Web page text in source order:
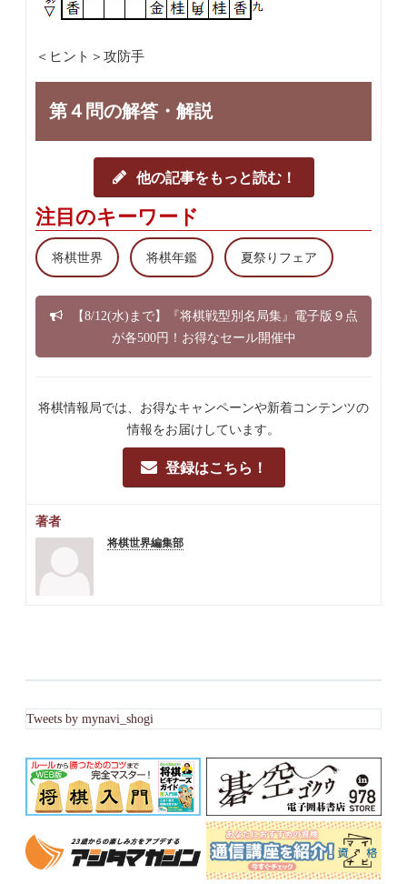
＜ヒント＞攻防手
第４問の解答・解説
他の記事をもっと読む！
注目のキーワード
将棋世界 将棋年鑑 夏祭りフェア
【8/12(水)まで】『将棋戦型別名局集』電子版９点
が各500円！お得なセール開催中
将棋情報局では、お得なキャンペーンや新着コンテンツの
情報をお届けしています。
登録はこちら！
著者
将棋世界編集部
Tweets by mynavi_shogi